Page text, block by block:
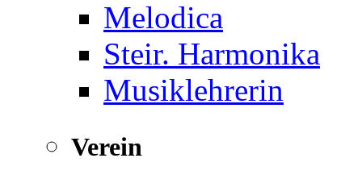
Melodica
Steir. Harmonika
Musiklehrerin
Verein